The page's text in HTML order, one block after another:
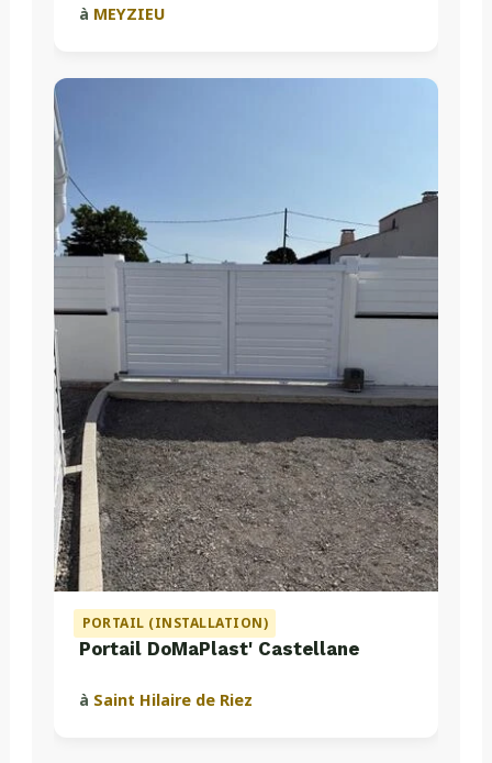
à MEYZIEU
PORTAIL (INSTALLATION)
Portail DoMaPlast' Castellane
à Saint Hilaire de Riez